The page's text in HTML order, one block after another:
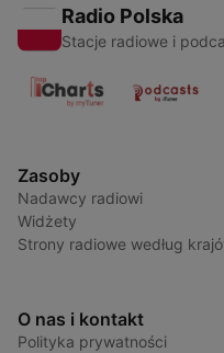
Radio Polska
Stacje radiowe i
Zasoby
Nadawcy radiowi
Widżety
Strony radiowe według
O nas i kontakt
Polityka prywatności